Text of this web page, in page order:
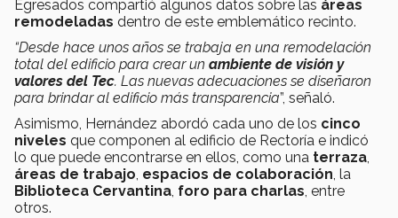
Egresados compartió algunos datos sobre las áreas
remodeladas dentro de este emblemático recinto.
“Desde hace unos años se trabaja en una remodelación
total del edificio para crear un ambiente de visión y
valores del Tec. Las nuevas adecuaciones se diseñaron
para brindar al edificio más transparencia”, señaló.
Asimismo, Hernández abordó cada uno de los cinco
niveles que componen al edificio de Rectoría e indicó
lo que puede encontrarse en ellos, como una terraza,
áreas de trabajo, espacios de colaboración, la
Biblioteca Cervantina, foro para charlas, entre
otros.